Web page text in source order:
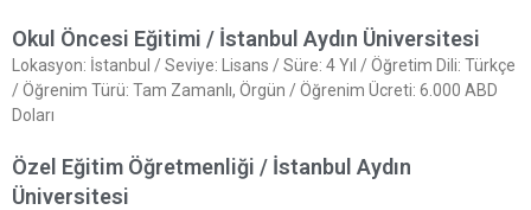
Okul Öncesi Eğitimi / İstanbul Aydın Üniversitesi
Lokasyon: İstanbul / Seviye: Lisans / Süre: 4 Yıl / Öğretim Dili: Türkçe
/ Öğrenim Türü: Tam Zamanlı, Örgün / Öğrenim Ücreti: 6.000 ABD
Doları
Özel Eğitim Öğretmenliği / İstanbul Aydın
Üniversitesi